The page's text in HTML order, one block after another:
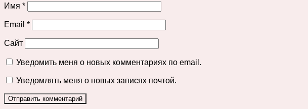
Имя *
Email *
Сайт
Уведомить меня о новых комментариях по email.
Уведомлять меня о новых записях почтой.